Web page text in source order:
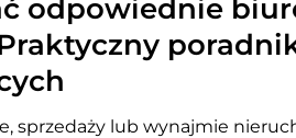
odpowiednie
sprzedaży lub wynajmie